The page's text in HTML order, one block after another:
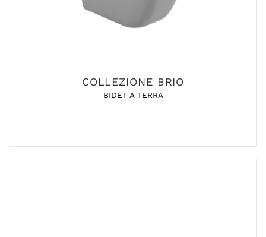
COLLEZIONE BRIO
BIDET A TERRA